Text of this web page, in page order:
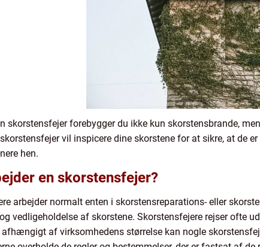
skorstensfejer forebygger du ikke kun skorstensbrande,
vil inspicere dine skorstene for at sikre, at de
hen.
en skorstensfejer?
arbejder normalt enten i skorstensreparations- eller
vedligeholdelse af skorstene. Skorstensfejere rejser ofte
afhængigt af virksomhedens størrelse kan nogle